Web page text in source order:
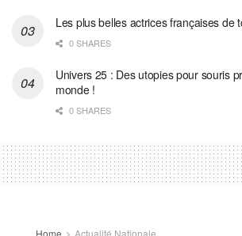
Les plus belles actrices françaises de
0 SHARES
Univers 25 : Des utopies pour souris
monde !
0 SHARES
Home Actualité Nationale